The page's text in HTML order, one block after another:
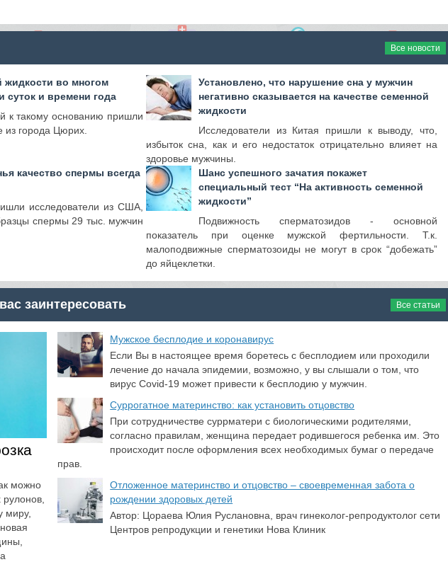
Все новости
жидкости во многом
суток и времени года
к такому основанию пришли
из города Цюрих.
Установлено, что нарушение сна у мужчин
негативно сказывается на качестве семенной
жидкости
Исследователи из Китая пришли к выводу, что,
избыток сна, как и его недостаток отрицательно влияет на
здоровье мужчины.
качество спермы всегда
исследователи из США,
спермы 29 тыс. мужчин
Шанс успешного зачатия покажет
специальный тест “На активность семенной
жидкости”
Подвижность сперматозидов - основной
показатель при оценке мужской фертильности. Т.к.
малоподвижные сперматозоиды не могут в срок “добежать”
до яйцеклетки.
заинтересовать Все статьи
можно
миру,
​Мужское бесплодие и коронавирус
Если Вы в настоящее время боретесь с бесплодием или проходили
лечение до начала эпидемии, возможно, у вы слышали о том, что
вирус Covid-19 может привести к бесплодию у мужчин.
Суррогатное материнство: как установить отцовство
При сотрудничестве суррматери с биологическими родителями,
согласно правилам, женщина передает родившегося ребенка им. Это
происходит после оформления всех необходимых бумаг о передаче
прав.
Отложенное материнство и отцовство – своевременная забота о
рождении здоровых детей
Автор: Цораева Юлия Руслановна, врач гинеколог-репродуктолог сети
Центров репродукции и генетики Нова Клиник